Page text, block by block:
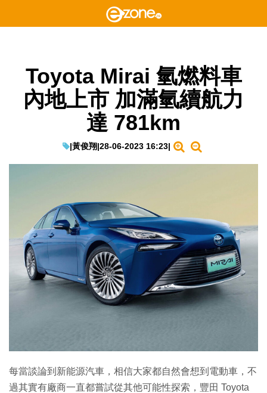
Toyota Mirai 氫燃料車
內地上市 加滿氫續航力
達 781km
|黃俊翔|28-06-2023 16:23|
每當談論到新能源汽車，相信大家都自然會想到電動車，不
過其實有廠商一直都嘗試從其他可能性探索，豐田 Toyota